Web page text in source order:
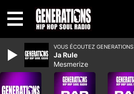
VOUS ÉCOUTEZ GENERATIONS
Ja Rule
Mesmerize